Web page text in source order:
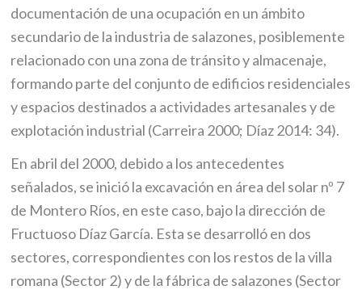
documentación de una ocupación en un ámbito
secundario de la industria de salazones, posiblemente
relacionado con una zona de tránsito y almacenaje,
formando parte del conjunto de edificios residenciales
y espacios destinados a actividades artesanales y de
explotación industrial (Carreira 2000; Díaz 2014: 34).
En abril del 2000, debido a los antecedentes
señalados, se inició la excavación en área del solar nº 7
de Montero Ríos, en este caso, bajo la dirección de
Fructuoso Díaz García. Esta se desarrolló en dos
sectores, correspondientes con los restos de la villa
romana (Sector 2) y de la fábrica de salazones (Sector